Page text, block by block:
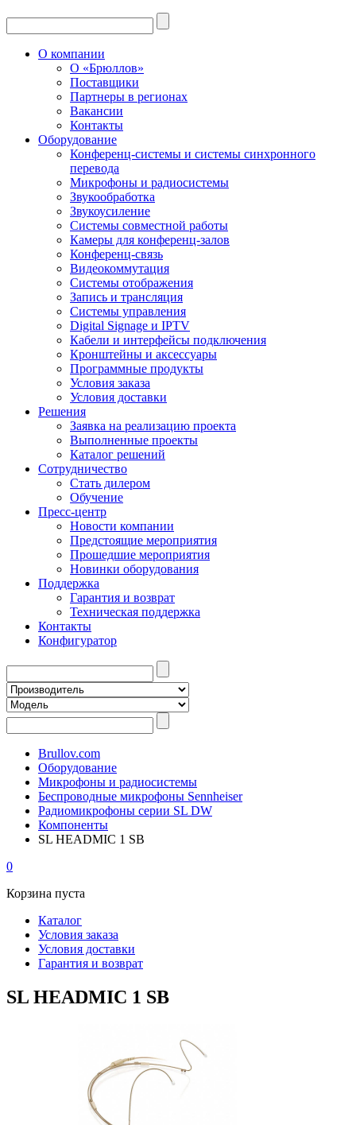
О компании
О «Брюллов»
Поставщики
Партнеры в регионах
Вакансии
Контакты
Оборудование
Конференц-системы и системы синхронного
перевода
Микрофоны и радиосистемы
Звукообработка
Звукоусиление
Системы совместной работы
Камеры для конференц-залов
Конференц-связь
Видеокоммутация
Системы отображения
Запись и трансляция
Системы управления
Digital Signage и IPTV
Кабели и интерфейсы подключения
Кронштейны и аксессуары
Программные продукты
Условия заказа
Условия доставки
Решения
Заявка на реализацию проекта
Выполненные проекты
Каталог решений
Сотрудничество
Стать дилером
Обучение
Пресс-центр
Новости компании
Предстоящие мероприятия
Прошедшие мероприятия
Новинки оборудования
Поддержка
Гарантия и возврат
Техническая поддержка
Контакты
Конфигуратор
Brullov.com
Оборудование
Микрофоны и радиосистемы
Беспроводные микрофоны Sennheiser
Радиомикрофоны серии SL DW
Компоненты
SL HEADMIC 1 SB
0
Корзина пуста
Каталог
Условия заказа
Условия доставки
Гарантия и возврат
SL HEADMIC 1 SB